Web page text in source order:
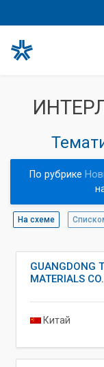
По рубрике
На схеме
GUANGDONG
MATERIALS
Китай